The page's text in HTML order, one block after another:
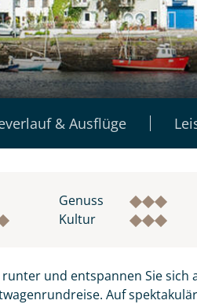
& Ausflüge
Genuss
Kultur
runter und entspannen Sie
Auf